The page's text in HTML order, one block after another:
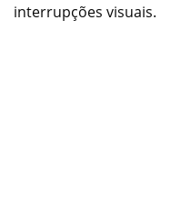
interrupções visuais.